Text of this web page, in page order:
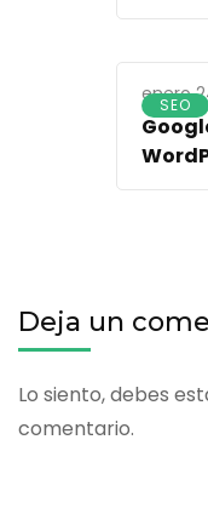
SEO
enero
Deja un
Lo siento, debes
comentario.